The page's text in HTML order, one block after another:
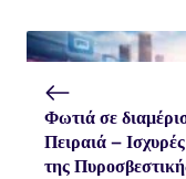
Φωτιά σε
Πειραιά –
της